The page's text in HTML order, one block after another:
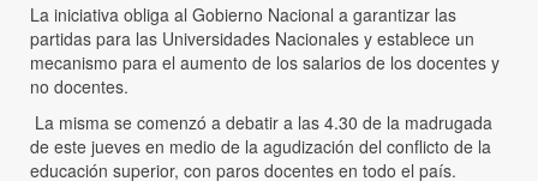
La iniciativa obliga al Gobierno Nacional a garantizar las
partidas para las Universidades Nacionales y establece un
mecanismo para el aumento de los salarios de los docentes y
no docentes.
La misma se comenzó a debatir a las 4.30 de la madrugada
de este jueves en medio de la agudización del conflicto de la
educación superior, con paros docentes en todo el país.